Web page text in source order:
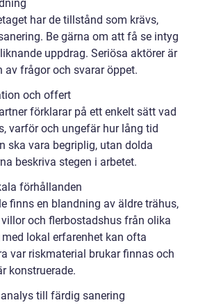
har de tillstånd som krävs,
Be gärna om att få se intyg
uppdrag. Seriösa aktörer är
av frågor och svarar öppet.
och offert
förklarar på ett enkelt sätt vad
varför och ungefär hur lång tid
ska vara begriplig, utan dolda
beskriva stegen i arbetet.
förhållanden
finns en blandning av äldre trähus,
och flerbostadshus från olika
lokal erfarenhet kan ofta
var riskmaterial brukar finnas och
konstruerade.
till färdig sanering